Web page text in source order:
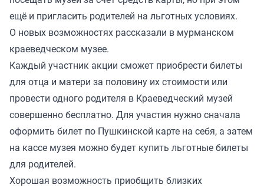
ещё и пригласить родителей на льготных условиях.
О новых возможностях рассказали в мурманском
краеведческом музее.
Каждый участник акции сможет приобрести билеты
для отца и матери за половину их стоимости или
провести одного родителя в Краеведческий музей
совершенно бесплатно. Для участия нужно сначала
оформить билет по Пушкинской карте на себя, а затем
на кассе музея можно будет купить льготные билеты
для родителей.
Хорошая возможность приобщить близких